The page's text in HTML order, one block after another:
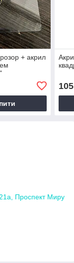
+ акрил
105
21а, Проспект Миру